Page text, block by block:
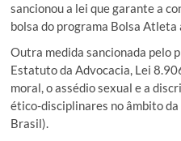
sancionou a lei que garante a
bolsa do programa Bolsa
Outra medida sancionada pelo
Estatuto da Advocacia, Lei
moral, o assédio sexual e a
ético-disciplinares no âmbito
Brasil).